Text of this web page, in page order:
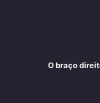
O braço